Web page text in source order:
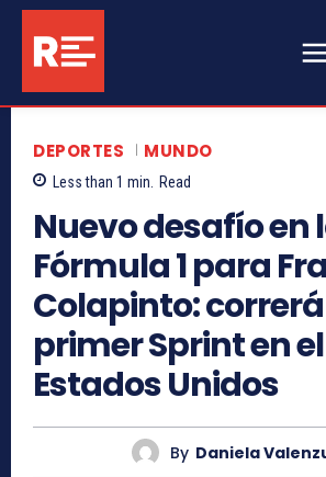
DEPORTES MUNDO
Less than 1 min. Read
Nuevo desafío en
Fórmula 1 para
Colapinto:
primer Sprint en el
Estados Unidos
By Daniela